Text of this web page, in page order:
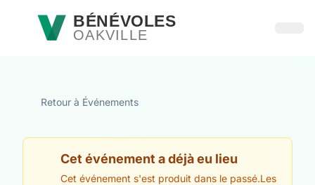
Passer au contenu principal
BÉNÉVOLES
OAKVILLE
Retour à Événements
Cet événement a déjà eu lieu
Cet événement s'est produit dans le passé.Les